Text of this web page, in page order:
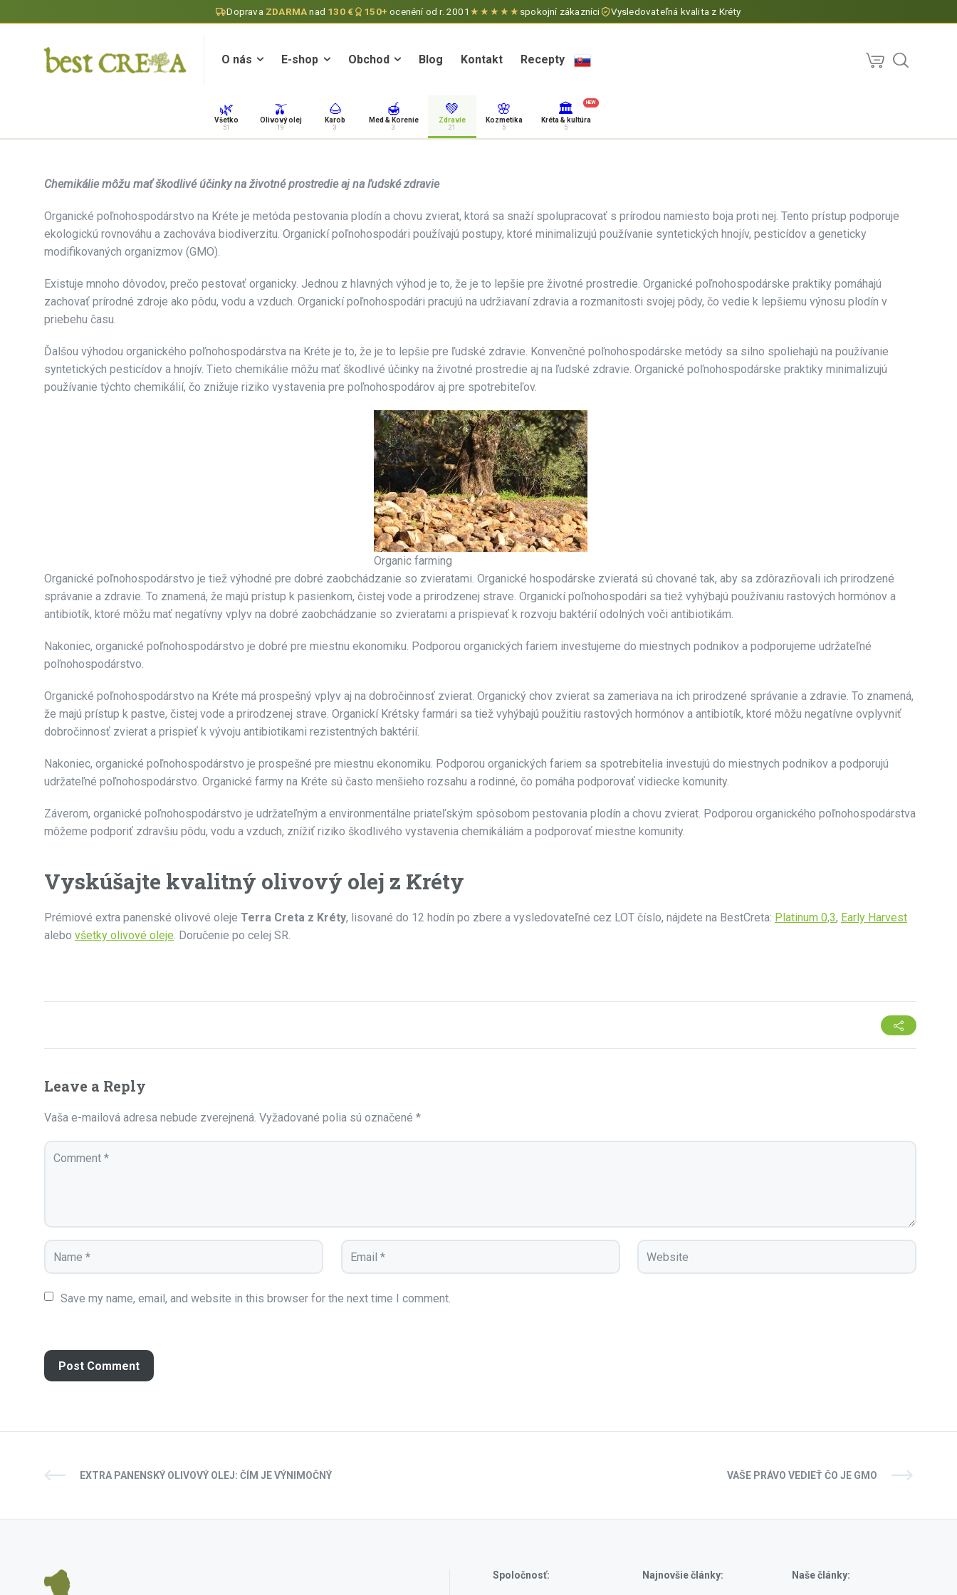
Doprava ZDARMAnad 130 € 150+ ocenéní od r. 2001 ★★★★★ spokojní zákazníci Vysledovateľná kvalita z Kréty
O nás E-shop Obchod Blog Kontakt Recepty
O nás E-shop Obchod Blog Kontakt Recepty
🌿
Všetko
51
🫒
Olivový olej
19
🌰
Karob
3
🍯
Med & Korenie
3
💚
Zdravie
21
🌸
Kozmetika
5
NEW
🏛
Kréta & kultúra
5
Chemikálie môžu mať škodlivé účinky na životné prostredie aj na ľudské zdravie
Organické poľnohospodárstvo na Kréte je metóda pestovania plodín a chovu zvierat, ktorá sa snaží spolupracovať s prírodou namiesto boja proti nej. Tento prístup podporuje
ekologickú rovnováhu a zachováva biodiverzitu. Organickí poľnohospodári používajú postupy, ktoré minimalizujú používanie syntetických hnojív, pesticídov a geneticky
modifikovaných organizmov (GMO).
Existuje mnoho dôvodov, prečo pestovať organicky. Jednou z hlavných výhod je to, že je to lepšie pre životné prostredie. Organické poľnohospodárske praktiky pomáhajú
zachovať prírodné zdroje ako pôdu, vodu a vzduch. Organickí poľnohospodári pracujú na udržiavaní zdravia a rozmanitosti svojej pôdy, čo vedie k lepšiemu výnosu plodín v
priebehu času.
Ďalšou výhodou organického poľnohospodárstva na Kréte je to, že je to lepšie pre ľudské zdravie. Konvenčné poľnohospodárske metódy sa silno spoliehajú na používanie
syntetických pesticídov a hnojív. Tieto chemikálie môžu mať škodlivé účinky na životné prostredie aj na ľudské zdravie. Organické poľnohospodárske praktiky minimalizujú
používanie týchto chemikálií, čo znižuje riziko vystavenia pre poľnohospodárov aj pre spotrebiteľov.
Organic farming
Organické poľnohospodárstvo je tiež výhodné pre dobré zaobchádzanie so zvieratami. Organické hospodárske zvieratá sú chované tak, aby sa zdôrazňovali ich prirodzené
správanie a zdravie. To znamená, že majú prístup k pasienkom, čistej vode a prirodzenej strave. Organickí poľnohospodári sa tiež vyhýbajú používaniu rastových hormónov a
antibiotík, ktoré môžu mať negatívny vplyv na dobré zaobchádzanie so zvieratami a prispievať k rozvoju baktérií odolných voči antibiotikám.
Nakoniec, organické poľnohospodárstvo je dobré pre miestnu ekonomiku. Podporou organických fariem investujeme do miestnych podnikov a podporujeme udržateľné
poľnohospodárstvo.
Organické poľnohospodárstvo na Kréte má prospešný vplyv aj na dobročinnosť zvierat. Organický chov zvierat sa zameriava na ich prirodzené správanie a zdravie. To znamená,
že majú prístup k pastve, čistej vode a prirodzenej strave. Organickí Krétsky farmári sa tiež vyhýbajú použitiu rastových hormónov a antibiotík, ktoré môžu negatívne ovplyvniť
dobročinnosť zvierat a prispieť k vývoju antibiotikami rezistentných baktérií.
Nakoniec, organické poľnohospodárstvo je prospešné pre miestnu ekonomiku. Podporou organických fariem sa spotrebitelia investujú do miestnych podnikov a podporujú
udržateľné poľnohospodárstvo. Organické farmy na Kréte sú často menšieho rozsahu a rodinné, čo pomáha podporovať vidiecke komunity.
Záverom, organické poľnohospodárstvo je udržateľným a environmentálne priateľským spôsobom pestovania plodín a chovu zvierat. Podporou organického poľnohospodárstva
môžeme podporiť zdravšiu pôdu, vodu a vzduch, znížiť riziko škodlivého vystavenia chemikáliám a podporovať miestne komunity.
Vyskúšajte kvalitný olivový olej z Kréty
Prémiové extra panenské olivové oleje Terra Creta z Kréty, lisované do 12 hodín po zbere a vysledovateľné cez LOT číslo, nájdete na BestCreta: Platinum 0,3, Early Harvest
alebo všetky olivové oleje. Doručenie po celej SR.
Leave a Reply
Vaša e-mailová adresa nebude zverejnená. Vyžadované polia sú označené *
Save my name, email, and website in this browser for the next time I comment.
EXTRA PANENSKÝ OLIVOVÝ OLEJ: ČÍM JE VÝNIMOČNÝ VAŠE PRÁVO VEDIEŤ ČO JE GMO
Spoločnosť: Najnovšie články: Naše články: